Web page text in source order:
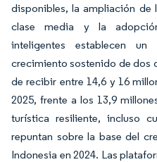
disponibles, la ampliación de
clase media y la
inteligentes establecen
crecimiento sostenido de dos
de recibir entre 14,6 y 16
2025, frente a los 13,9
turística resiliente, incluso
repuntan sobre la base del
Indonesia en 2024. Las